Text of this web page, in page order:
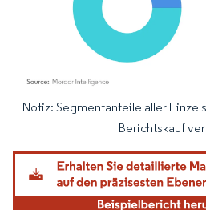
Bild © Mordor Intelligence.
Notiz: Segmentanteile aller
Berichtskauf